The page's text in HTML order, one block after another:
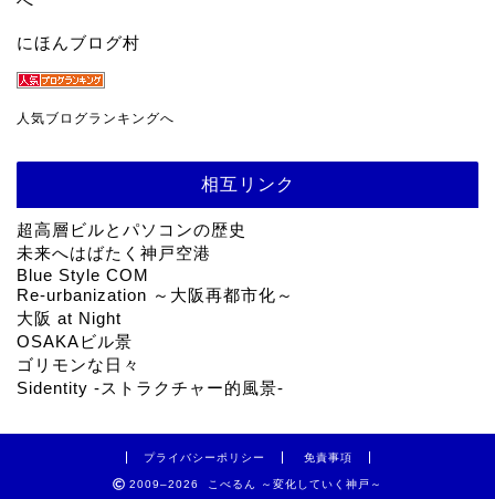
にほんブログ村
人気ブログランキングへ
相互リンク
超高層ビルとパソコンの歴史
未来へはばたく神戸空港
Blue Style COM
Re-urbanization ～大阪再都市化～
大阪 at Night
OSAKAビル景
ゴリモンな日々
Sidentity -ストラクチャー的風景-
プライバシーポリシー 免責事項
2009–2026 こべるん ～変化していく神戸～